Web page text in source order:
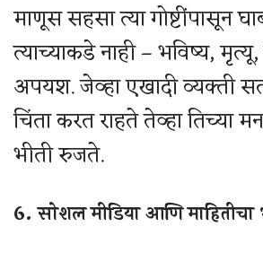
माणूस सहसा त्या गोष्टींपासून
त्याच्याकडे नाही – भविष्य,
अपयश. जेव्हा एखादी व्यक्ती
चिंता करत राहते तेव्हा तिच्या
भीती रुजते.
6. सोशल मीडिया आणि माहितीचा